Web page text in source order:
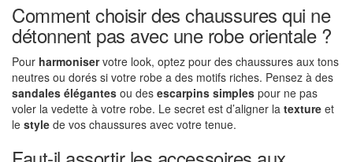
Comment choisir des chaussures qui ne
détonnent pas avec une robe orientale ?
Pour harmoniservotre look, optez pour des chaussures aux tons
neutres ou dorés si votre robe a des motifs riches. Pensez à des
sandales élégantes ou des escarpins simples pour ne pas
voler la vedette à votre robe. Le secret est d’aligner la texture et
le style de vos chaussures avec votre tenue.